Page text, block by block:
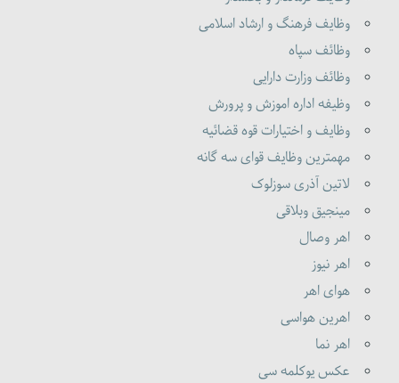
وظایف فرهنگ و ارشاد اسلامی
وظائف سپاه
وظائف وزارت دارایی
وظیفه اداره اموزش و پرورش
وظایف و اختیارات قوه قضائیه
مهمترین وظایف قوای سه گانه
لاتین آذری سوزلوک
مینجیق وبلاقی
اهر وصال
اهر نیوز
هوای اهر
اهرین هواسی
اهر نما
عکس یوکلمه سی